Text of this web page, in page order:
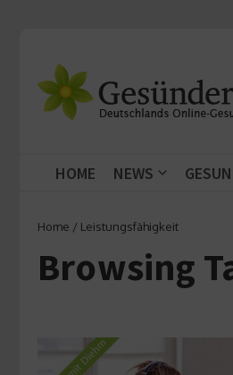
HOME NEWS
Home / Leistungsfähigkeit
Browsing